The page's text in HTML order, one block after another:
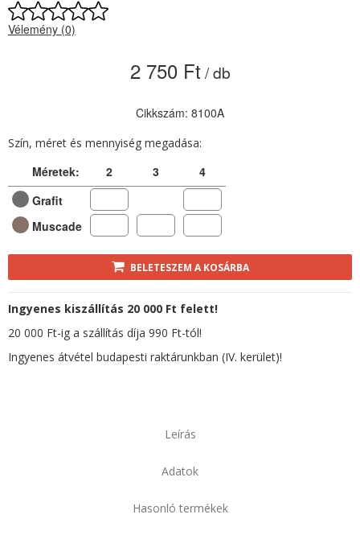
Vélemény (0)
2 750 Ft / db
Cikkszám: 8100A
Szín, méret és mennyiség megadása:
Méretek: 2 3
4
Grafit
Muscade
BELETESZEM A KOSÁRBA
Ingyenes kiszállítás 20 000 Ft felett!
20 000 Ft-ig a szállítás díja 990 Ft-tól!
Ingyenes átvétel budapesti raktárunkban (IV. kerület)!
Leírás
Adatok
Hasonló termékek